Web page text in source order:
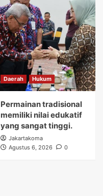
Daerah Hukum
Permainan tradisional
memiliki nilai edukatif
yang sangat tinggi.
Jakartakoma
Agustus 6, 2026
0